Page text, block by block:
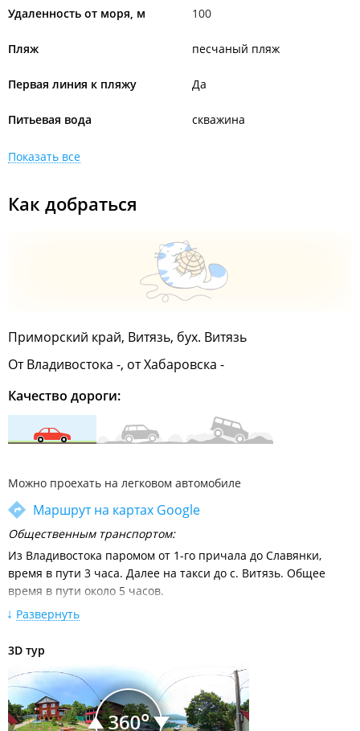
Удаленность от моря, м 100
Пляж песчаный пляж
Первая линия к пляжу Да
Питьевая вода скважина
Показать все
Как добраться
Приморский край, Витязь, бух. Витязь
От Владивостока -, от Хабаровска -
Качество дороги:
Можно проехать на легковом автомобиле
Маршрут на картах Google
Общественным транспортом:
Из Владивостока паромом от 1-го причала до Славянки,
время в пути 3 часа. Далее на такси до с. Витязь. Общее
время в пути около 5 часов.
Расписание катеров и паромов
Андреевки, далее на такси до Витязя. Время в пути - около 5
часов.
Расписание движения междугородних автобусов от
автовокзала Владивосток
Развернуть
3D тур